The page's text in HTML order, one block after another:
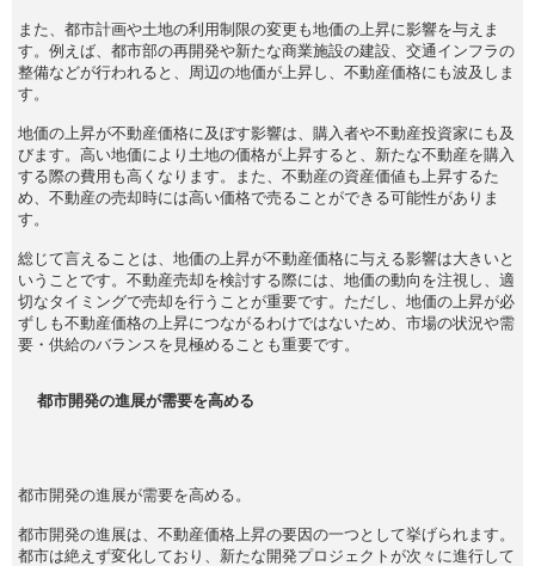
また、都市計画や土地の利用制限の変更も地価の上昇に影響を与えま
す。例えば、都市部の再開発や新たな商業施設の建設、交通インフラの
整備などが行われると、周辺の地価が上昇し、不動産価格にも波及しま
す。
地価の上昇が不動産価格に及ぼす影響は、購入者や不動産投資家にも及
びます。高い地価により土地の価格が上昇すると、新たな不動産を購入
する際の費用も高くなります。また、不動産の資産価値も上昇するた
め、不動産の売却時には高い価格で売ることができる可能性がありま
す。
総じて言えることは、地価の上昇が不動産価格に与える影響は大きいと
いうことです。不動産売却を検討する際には、地価の動向を注視し、適
切なタイミングで売却を行うことが重要です。ただし、地価の上昇が必
ずしも不動産価格の上昇につながるわけではないため、市場の状況や需
要・供給のバランスを見極めることも重要です。
都市開発の進展が需要を高める
都市開発の進展が需要を高める。
都市開発の進展は、不動産価格上昇の要因の一つとして挙げられます。
都市は絶えず変化しており、新たな開発プロジェクトが次々に進行して